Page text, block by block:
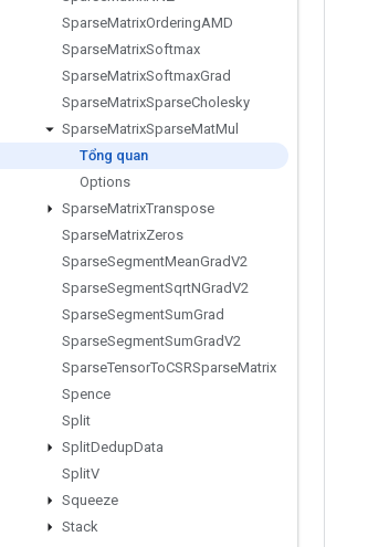
SparseMatrixOrderingAMD
SparseMatrixSoftmax
SparseMatrixSoftmaxGrad
SparseMatrixSparseCholesky
SparseMatrixSparseMatMul
Tổng quan
Options
SparseMatrixTranspose
SparseMatrixZeros
SparseSegmentMeanGradV2
SparseSegmentSqrtNGradV2
SparseSegmentSumGrad
SparseSegmentSumGradV2
SparseTensorToCSRSparseMatrix
Spence
Split
SplitDedupData
SplitV
Squeeze
Stack